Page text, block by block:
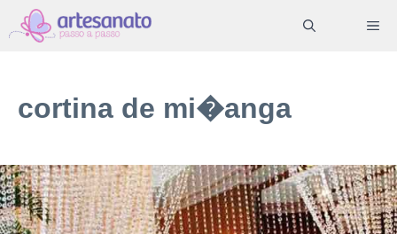
Pular
para
conteúdo
cortina de mi�anga